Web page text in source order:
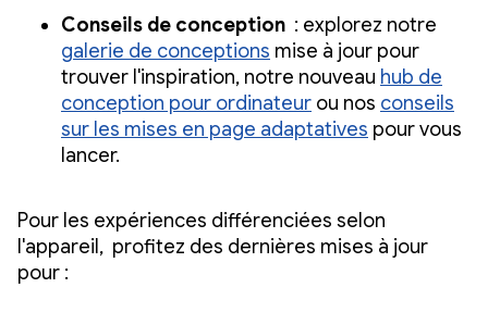
Conseils de conception : explorez notre
galerie de conceptions mise à jour pour
trouver l'inspiration, notre nouveau hub de
conception pour ordinateur ou nos conseils
sur les mises en page adaptatives pour vous
lancer.
Pour les expériences différenciées selon
l'appareil, profitez des dernières mises à jour
pour :